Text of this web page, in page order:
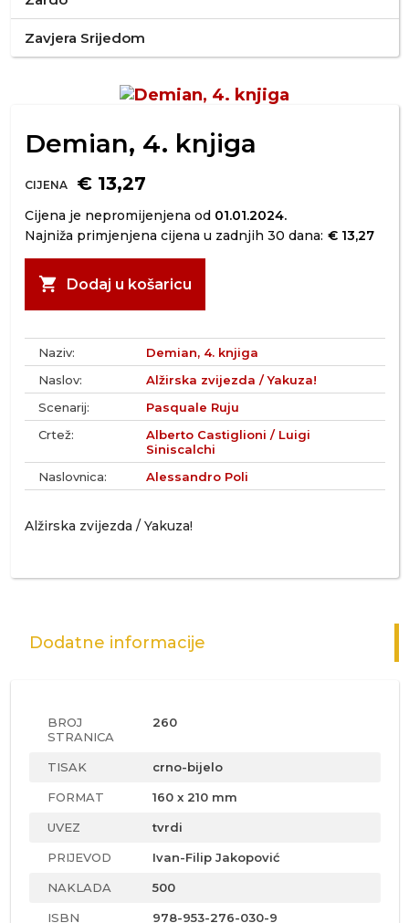
Zavjera Srijedom
Demian, 4. knjiga
CIJENA € 13,27
Cijena je nepromijenjena od 01.01.2024.
Najniža primjenjena cijena u zadnjih 30 dana: € 13,27
shopping_cart Dodaj u košaricu
Naziv:
Demian, 4. knjiga
Naslov:
Alžirska zvijezda / Yakuza!
Scenarij:
Pasquale Ruju
Crtež:
Alberto Castiglioni / Luigi
Siniscalchi
Naslovnica:
Alessandro Poli
Alžirska zvijezda / Yakuza!
Dodatne informacije
BROJ
STRANICA
260
TISAK crno-bijelo
FORMAT 160 x 210 mm
UVEZ tvrdi
PRIJEVOD Ivan-Filip Jakopović
NAKLADA 500
ISBN 978-953-276-030-9